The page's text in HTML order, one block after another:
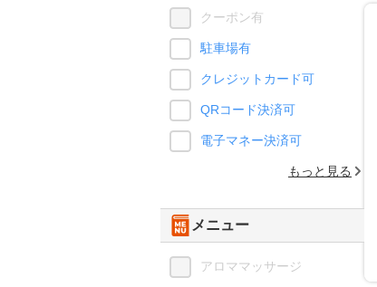
クーポン有
駐車場有
クレジットカード可
QRコード決済可
電子マネー決済可
もっと見る
メニュー
アロママッサージ